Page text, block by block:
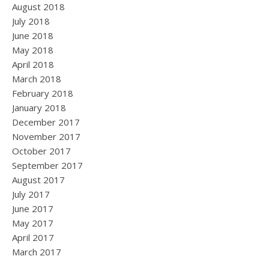
August 2018
July 2018
June 2018
May 2018
April 2018
March 2018
February 2018
January 2018
December 2017
November 2017
October 2017
September 2017
August 2017
July 2017
June 2017
May 2017
April 2017
March 2017